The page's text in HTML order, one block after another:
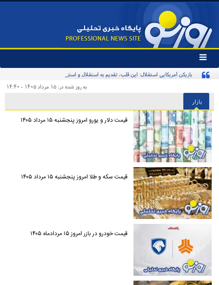
تغییر
وضعیت
منوی
ها
بازیکن آمریکایی استقلال: این قلب، تقدیم به استقلال و استقلالی‌ها/ تیم‌ملی ایران پیشنهاد
به روز شده در: ۱۵ مرداد ۱۴۰۵ - ۱۴:۴۰
بازار
قیمت دلار و یورو امروز پنجشنبه ۱۵ مرداد ۱۴۰۵
قیمت سکه و طلا امروز پنجشنبه ۱۵ مرداد ۱۴۰۵
قیمت خودرو در بازر امروز ۱۵ مردادماه ۱۴۰۵